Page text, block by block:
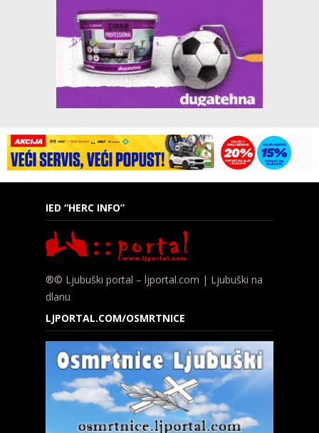
IED “HERC INFO”
®© Ljubuški portal – ljportal.com | Ljubuški na
dlanu
LJPORTAL.COM/OSMRTNICE